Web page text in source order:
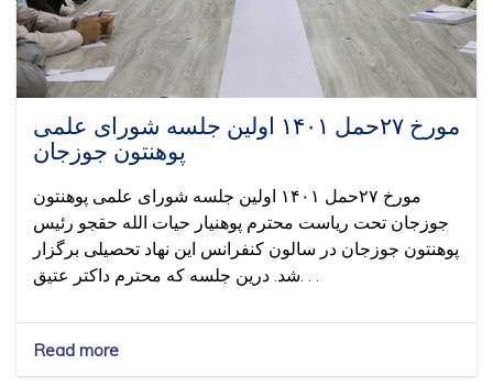
مورخ ۲۷حمل ۱۴۰۱ اولین جلسه شورای علمی
پوهنتون جوزجان
مورخ ۲۷حمل ۱۴۰۱ اولین جلسه شورای علمی پوهنتون
جوزجان تحت ریاست محترم پوهنیار حیات الله حقجو رئیس
پوهنتون جوزجان در سالون کنفرانس این نهاد تحصیلی برگزار
شد. درین جلسه که محترم داکتر عتیق. . .
Read more
مورخ